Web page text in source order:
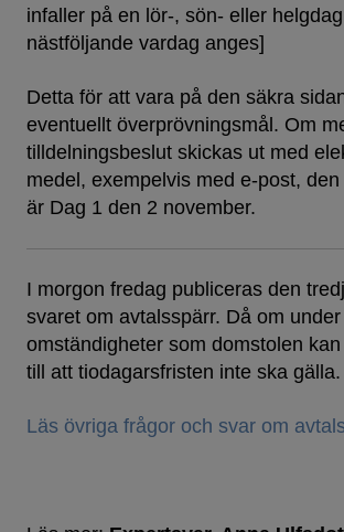
infaller på en lör-, sön- eller
nästföljande vardag anges]
Detta för att vara på den säkra
eventuellt över­pröv­nings­mål. Om
tilldelningsbeslut skickas ut med
medel, exempelvis med e-post,
är Dag 1 den 2 november.
I morgon fredag publiceras den
svaret om avtalsspärr. Då om
omständigheter som domstolen
till att tiodagarsfristen inte ska gälla.
Läs övriga frågor och svar om